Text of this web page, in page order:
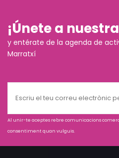
¡Únete a
y entérate de la agenda de
Marratxí
Al unir-te aceptes rebre comunicacions
consentiment quan vulguis.